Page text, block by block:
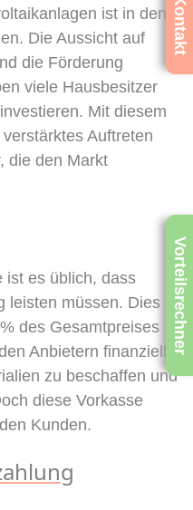
ist in den
Die Aussicht auf
die Förderung
viele Hausbesitzer
Mit diesem
Auftreten
die den Markt
ist es üblich, dass
leisten müssen. Dies
des Gesamtpreises
Anbietern finanzielle
zu beschaffen und
diese Vorkasse
Kunden.
Kontakt
Vorteilsrechner